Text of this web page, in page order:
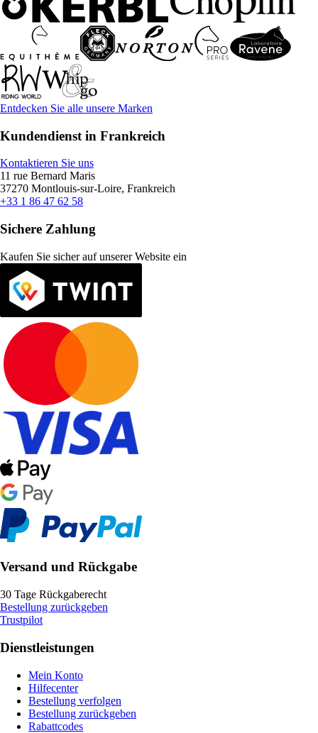
Entdecken Sie alle unsere Marken
Kundendienst in Frankreich
Kontaktieren Sie uns
11 rue Bernard Maris
37270 Montlouis-sur-Loire, Frankreich
+33 1 86 47 62 58
Sichere Zahlung
Kaufen Sie sicher auf unserer Website ein
Versand und Rückgabe
30 Tage Rückgaberecht
Bestellung zurückgeben
Trustpilot
Dienstleistungen
Mein Konto
Hilfecenter
Bestellung verfolgen
Bestellung zurückgeben
Rabattcodes